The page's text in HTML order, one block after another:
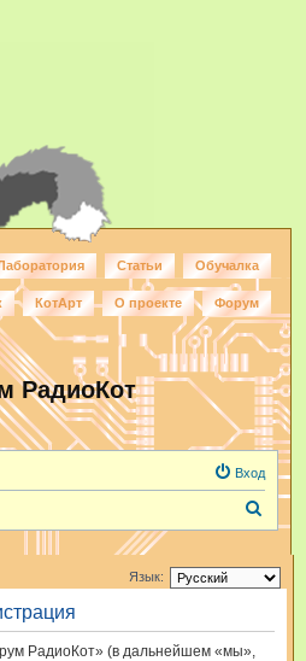
Статьи Обучалка
КотАрт О проекте Форум
РадиоКот
Вход
и
Язык:
РадиоКот» (в дальнейшем «мы»,